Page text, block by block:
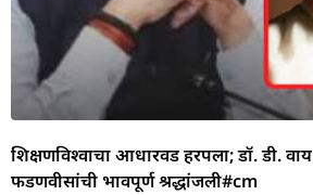
शिक्षणविश्वाचा आधारवड हरपला; डॉ. डी.
फडणवीसांची भावपूर्ण श्रद्धांजली#cm